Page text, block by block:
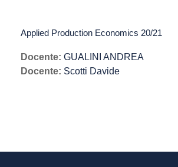
Applied Production Economics 20/21
Docente: GUALINI ANDREA
Docente: Scotti Davide